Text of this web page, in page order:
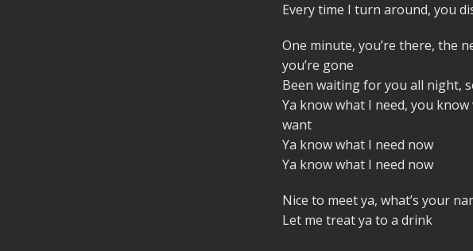
Every time I turn around, you
One minute, you’re there, the
you’re gone
Been waiting for you all night,
Ya know what I need, you know
want
Ya know what I need now
Ya know what I need now
Nice to meet ya, what’s your
Let me treat ya to a drink